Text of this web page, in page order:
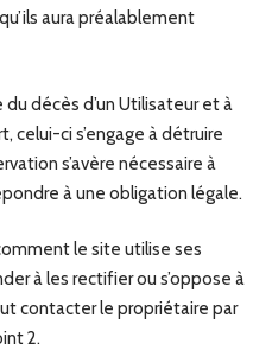
aura préalablement
décès d’un Utilisateur et à
celui-ci s’engage à détruire
s’avère nécessaire à
à une obligation légale.
le site utilise ses
à les rectifier ou s’oppose à
contacter le propriétaire par
2.